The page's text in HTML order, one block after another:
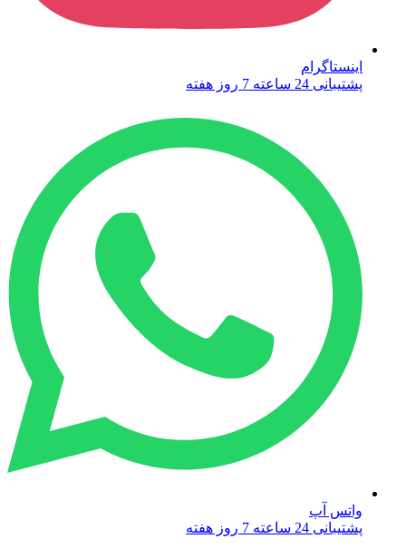
اینستاگرام
پشتیبانی 24 ساعته 7 روز هفته
واتس آپ
پشتیبانی 24 ساعته 7 روز هفته